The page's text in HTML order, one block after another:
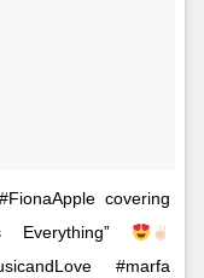
covering
Everything”
#marfa